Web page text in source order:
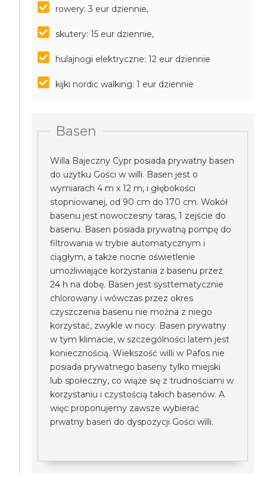
rowery: 3 eur dziennie,
skutery: 15 eur dziennie,
hulajnogi elektryczne: 12 eur dziennie
kijki nordic walking: 1 eur dziennie
Basen
Willa Bajeczny Cypr posiada prywatny basen
do użytku Gości w willi. Basen jest o
wymiarach 4 m x 12 m, i głębokości
stopniowanej, od 90 cm do 170 cm. Wokół
basenu jest nowoczesny taras, 1 zejście do
basenu. Basen posiada prywatną pompę do
filtrowania w trybie automatycznym i
ciągłym, a także nocne oświetlenie
umożliwiające korzystania z basenu przez
24 h na dobę. Basen jest systtematycznie
chlorowany i wówczas przez okres
czyszczenia basenu nie można z niego
korzystać, zwykle w nocy. Basen prywatny
w tym klimacie, w szczególności latem jest
koniecznością. Wiekszość willi w Pafos nie
posiada prywatnego baseny tylko miejski
lub społeczny, co wiąże się z trudnościami w
korzystaniu i czystością takich basenów. A
więc proponujemy zawsze wybierać
prwatny basen do dyspozycji Gości willi.